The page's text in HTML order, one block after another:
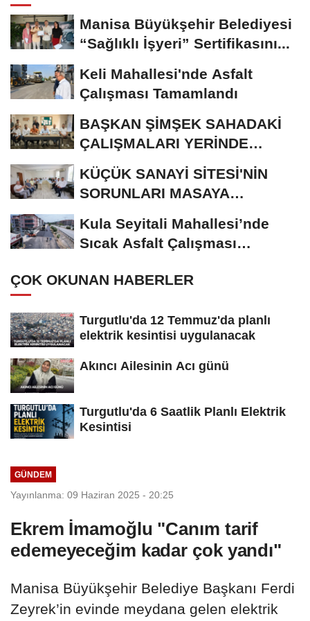
Manisa Büyükşehir Belediyesi
“Sağlıklı İşyeri” Sertifikasını...
Keli Mahallesi'nde Asfalt
Çalışması Tamamlandı
BAŞKAN ŞİMŞEK SAHADAKİ
ÇALIŞMALARI YERİNDE
İNCELEDİ
KÜÇÜK SANAYİ SİTESİ'NİN
SORUNLARI MASAYA
Kula Seyitali Mahallesi’nde
Sıcak Asfalt Çalışması
ÇOK OKUNAN HABERLER
Turgutlu'da 12 Temmuz'da planlı
elektrik kesintisi uygulanacak
Akıncı Ailesinin Acı günü
Turgutlu'da 6 Saatlik Planlı Elektrik
Kesintisi
GÜNDEM
Yayınlanma: 09 Haziran 2025 - 20:25
Ekrem İmamoğlu "Canım tarif
edemeyeceğim kadar çok yandı"
Manisa Büyükşehir Belediye Başkanı Ferdi
Zeyrek’in evinde meydana gelen elektrik